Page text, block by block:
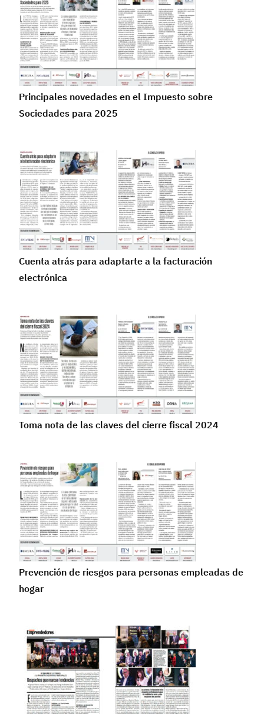
Principales novedades en el Impuesto sobre
Sociedades para 2025
Cuenta atrás para adaptarte a la facturación
electrónica
Toma nota de las claves del cierre fiscal 2024
Prevención de riesgos para personas empleadas de
hogar